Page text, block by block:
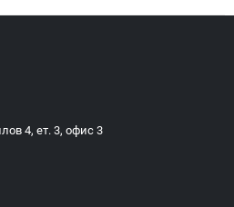
4, ет. 3, офис 3